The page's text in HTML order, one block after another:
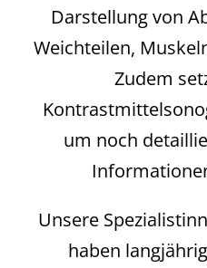
Darstellung von
Weichteilen,
Zudem
um noch
Unsere
haben